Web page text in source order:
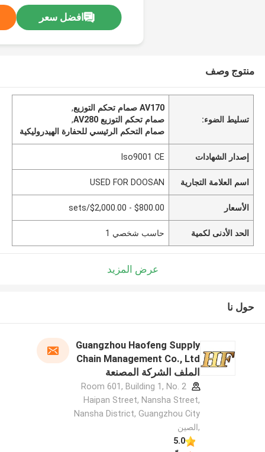
افضل سعر
منتوج وصف
تسليط الضوء:
AV170 صمام تحكم التوزيع
,
صمام تحكم التوزيع AV280
,
صمام التحكم الرئيسي للحفارة الهيدروليكية
إصدار الشهادات Iso9001 CE
اسم العلامة التجارية USED FOR DOOSAN
الأسعار $800.00 - $2,000.00/sets
الحد الأدنى لكمية حاسب شخصي 1
عرض المزيد
حول نا
Guangzhou Haofeng Supply
Chain Management Co., Ltd
الملف الشركة المصنعة
Room 601, Building 1, No. 2
Haipan Street, Nansha Street,
Nansha District, Guangzhou City
,الصين
5.0